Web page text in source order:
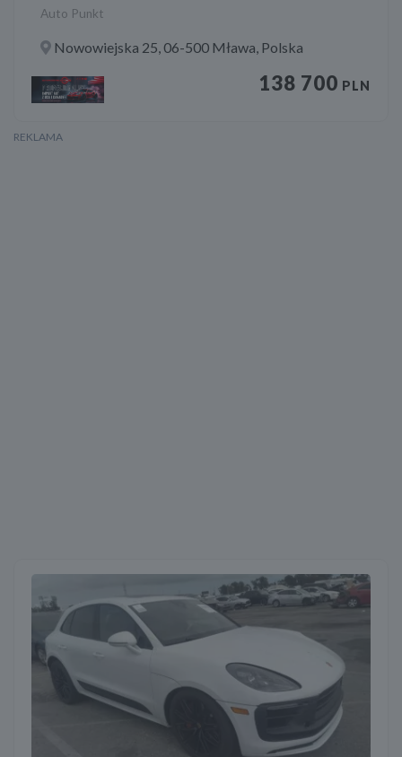
Auto Punkt
Nowowiejska 25, 06-500 Mława, Polska
138 700 PLN